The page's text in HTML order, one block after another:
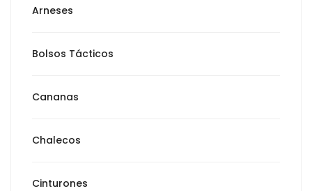
Arneses
Bolsos Tácticos
Cananas
Chalecos
Cinturones